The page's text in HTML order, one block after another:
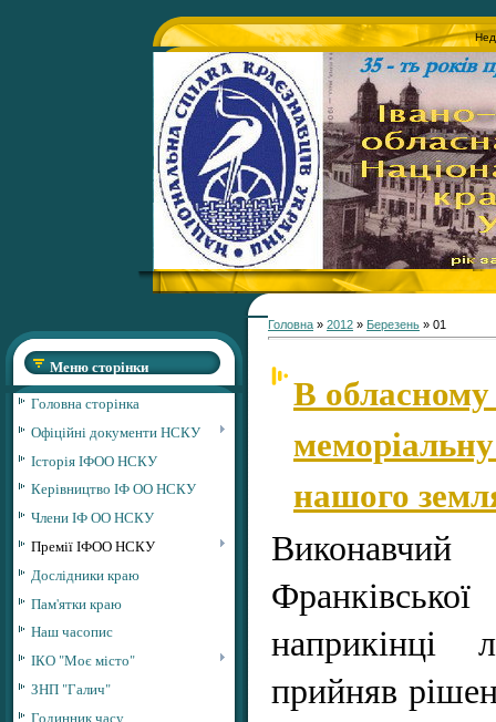
Меню сторінки
Головна сторінка
Офіційні документи НСКУ
Історія ІФОО НСКУ
Керівництво ІФ ОО НСКУ
Члени ІФ ОО НСКУ
Премії ІФОО НСКУ
Дослідники краю
Пам'ятки краю
Наш часопис
ІКО "Моє місто"
ЗНП "Галич"
Годинник часу
Головна » 2012 » Березень » 01
В обласному
нашого
прийняв